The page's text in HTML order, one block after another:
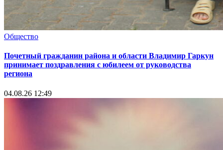
Общество
Почетный гражданин района и области Владимир Гаркун
принимает поздравления с юбилеем от руководства
региона
04.08.26 12:49